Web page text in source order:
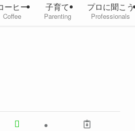
ーヒー
Coffee
子育て
Parenting
プロに聞こう
Professionals